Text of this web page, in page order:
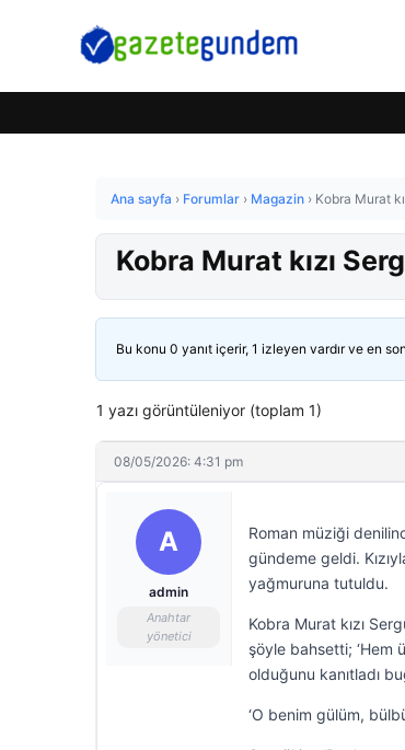
Ana sayfa › Forumlar › Magazin › Kobra Murat
Kobra Murat kızı
Bu konu 0 yanıt içerir, 1 izleyen vardır ve en son
1 yazı görüntüleniyor (toplam 1)
08/05/2026: 4:31 pm
A
admin
Anahtar
yönetici
Roman müziği
gündeme geldi.
yağmuruna tutuldu.
Kobra Murat kızı
şöyle bahsetti; ‘Hem
olduğunu kanıtladı
‘O benim gülüm,